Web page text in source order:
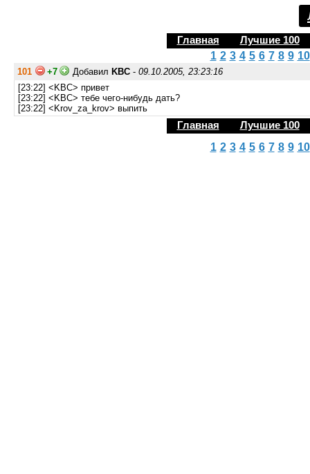
Главная Лучшие 100
1 2 3 4 5 6 7 8 9 10
101 +7 Добавил KBC - 09.10.2005, 23:23:16
[23:22] <KBC> привет
[23:22] <KBC> тебе чего-нибудь дать?
[23:22] <Krov_za_krov> выпить
Главная Лучшие 100
1 2 3 4 5 6 7 8 9 10